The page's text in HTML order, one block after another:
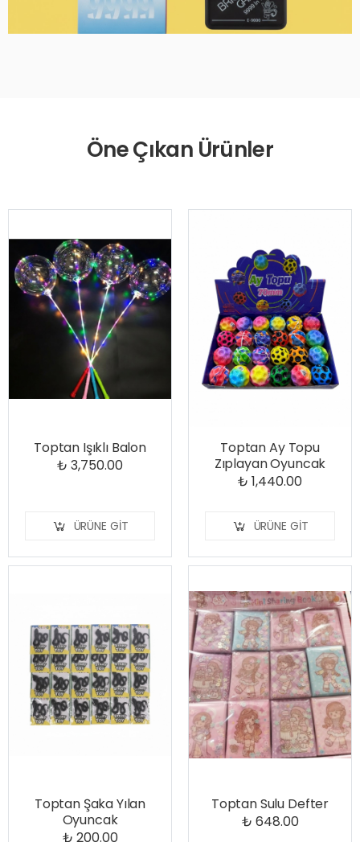
Öne Çıkan Ürünler
Toptan Işıklı Balon
₺ 3,750.00
ÜRÜNE GIT
Toptan Ay Topu
Zıplayan Oyuncak
₺ 1,440.00
ÜRÜNE GIT
Toptan Şaka Yılan
Oyuncak
₺ 200.00
Toptan Sulu Defter
₺ 648.00